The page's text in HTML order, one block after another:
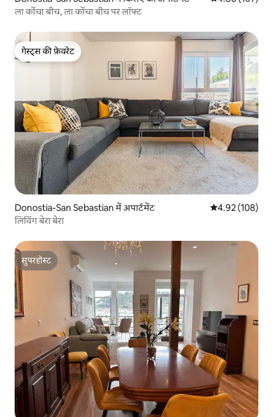
ला कोंचा बीच, ला कोंचा बीच पर लॉफ्ट
गेस्ट्स की फ़ेवरेट
गेस्ट्स की फ़ेवरेट
Donostia-San Sebastian में अपार्टमेंट औसत रेटिंग 5 में से
4.92 (108)
लिविंग बेरा बेरा
सुपरहोस्ट
सुपरहोस्ट